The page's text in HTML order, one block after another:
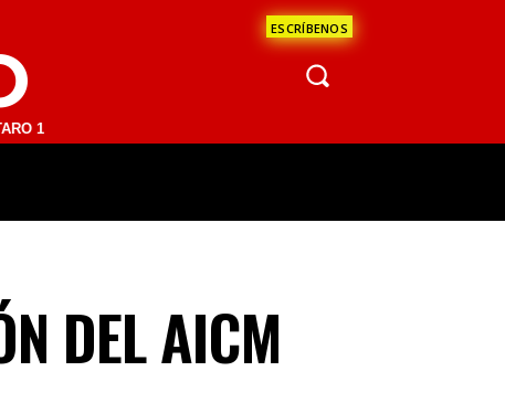
ESCRÍBENOS
FM | SAN JUAN DEL RÍO 93.1 FM | GUADALAJARA 1510 AM | LA
DEL AICM